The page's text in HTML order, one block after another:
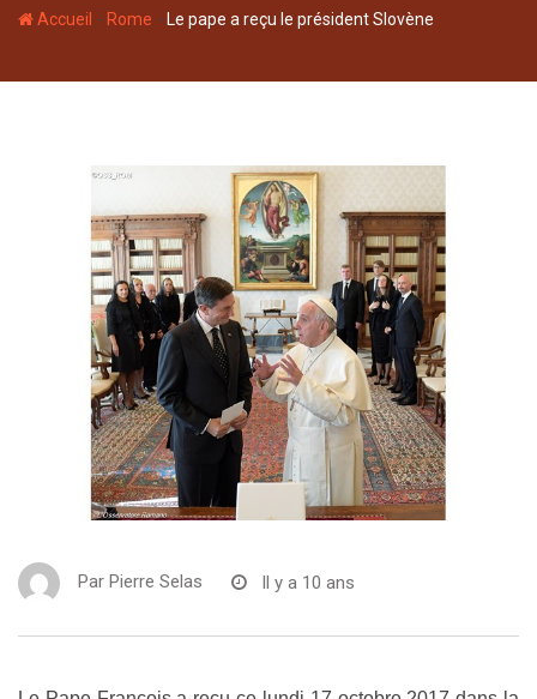
Accueil - Rome - Le pape a reçu le président Slovène
Par Pierre Selas Il y a 10 ans